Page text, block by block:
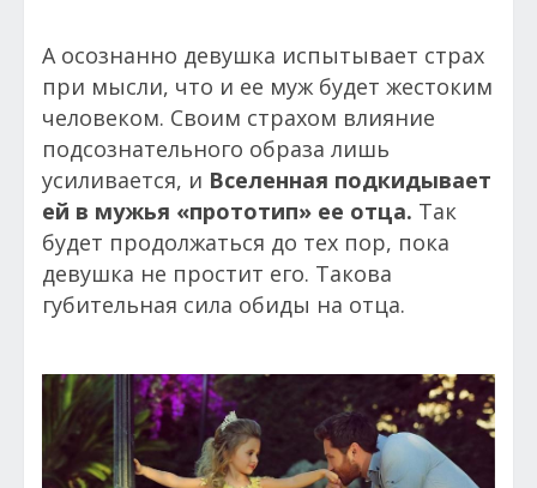
А осознанно девушка испытывает страх
при мысли, что и ее муж будет жестоким
человеком. Своим страхом влияние
подсознательного образа лишь
усиливается, и Вселенная подкидывает
ей в мужья «прототип» ее отца. Так
будет продолжаться до тех пор, пока
девушка не простит его. Такова
губительная сила обиды на отца.